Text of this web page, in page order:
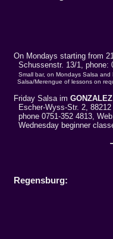
On Mondays starting from
Schussenstr. 13/1, phone:
Small bar, on Mondays Salsa
Salsa/Merengue of lessons on
Friday Salsa im GONZALEZ
Escher-Wyss-Str. 2, 88212
phone 0751-352 4813,
Wednesday beginner
Regensburg: